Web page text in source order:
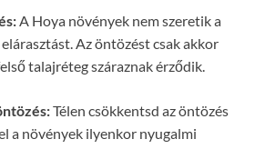
A Hoya növények nem szeretik a
Az öntözést csak akkor
talajréteg száraznak érződik.
Télen csökkentsd az öntözés
a növények ilyenkor nyugalmi